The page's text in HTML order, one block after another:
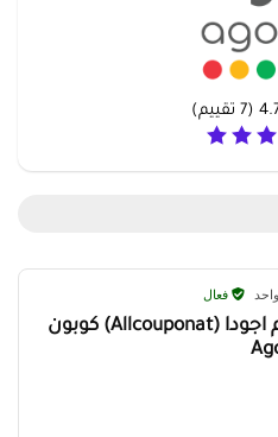
(
7 تقييم)
فعال
كود خصم اجودا (Allcouponat) كوبون